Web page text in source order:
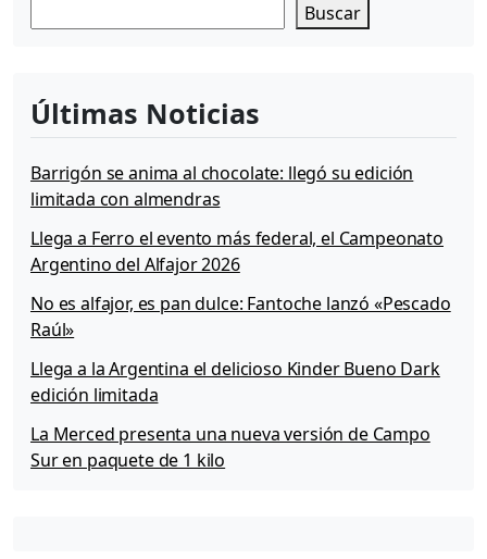
Buscar
Últimas Noticias
Barrigón se anima al chocolate: llegó su edición
limitada con almendras
Llega a Ferro el evento más federal, el Campeonato
Argentino del Alfajor 2026
No es alfajor, es pan dulce: Fantoche lanzó «Pescado
Raúl»
Llega a la Argentina el delicioso Kinder Bueno Dark
edición limitada
La Merced presenta una nueva versión de Campo
Sur en paquete de 1 kilo